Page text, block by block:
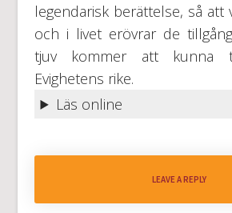
legendarisk berättelse, så att
och i livet erövrar de
tjuv kommer att kunna
Evighetens rike.
Läs online
LEAVE A REPLY